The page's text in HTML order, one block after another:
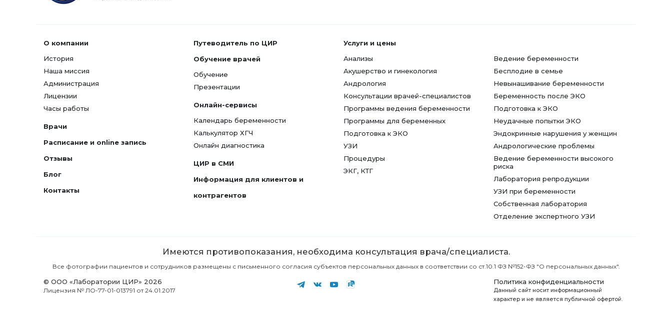
О компании
История
Наша миссия
Администрация
Лицензии
Часы работы
Врачи
Расписание и online запись
Отзывы
Блог
Контакты
Путеводитель по ЦИР
Обучение врачей
Обучение
Презентации
Онлайн-сервисы
Календарь беременности
Калькулятор ХГЧ
Онлайн диагностика
ЦИР в СМИ
Информация для клиентов и
контрагентов
Услуги и цены
Анализы
Акушерство и гинекология
Андрология
Консультации врачей-специалистов
Программы ведения беременности
Программы для беременных
Подготовка к ЭКО
УЗИ
Процедуры
ЭКГ, КТГ
Ведение беременности
Бесплодие в семье
Невынашивание беременности
Беременность после ЭКО
Подготовка к ЭКО
Неудачные попытки ЭКО
Эндокринные нарушения у женщин
Андрологические проблемы
Ведение беременности высокого
риска
Лаборатория репродукции
УЗИ при беременности
Собственная лаборатория
Отделение экспертного УЗИ
Имеются противопоказания, необходима консультация врача/специалиста.
Все фотографии пациентов и сотрудников размещены с письменного согласия субъектов персональных данных в соответствии со ст.10.1 ФЗ №152-ФЗ "О персональных данных".
© ООО «Лаборатории ЦИР» 2026
Лицензия № ЛО-77-01-013791 от 24.01.2017
Политика конфиденциальности
Данный сайт носит информационный
характер и не является публичной офертой.